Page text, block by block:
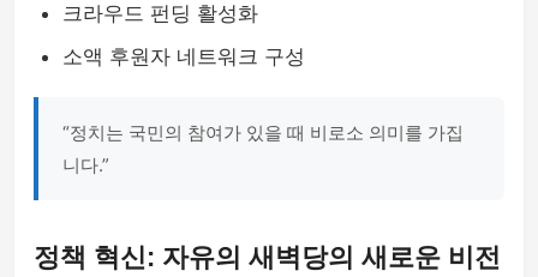
크라우드 펀딩 활성화
소액 후원자 네트워크 구성
“정치는 국민의 참여가 있을 때 비로소 의미를 가집
니다.”
정책 혁신: 자유의 새벽당의 새로운 비전